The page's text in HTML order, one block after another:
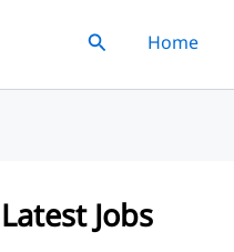
SearchHome
Latest Jobs